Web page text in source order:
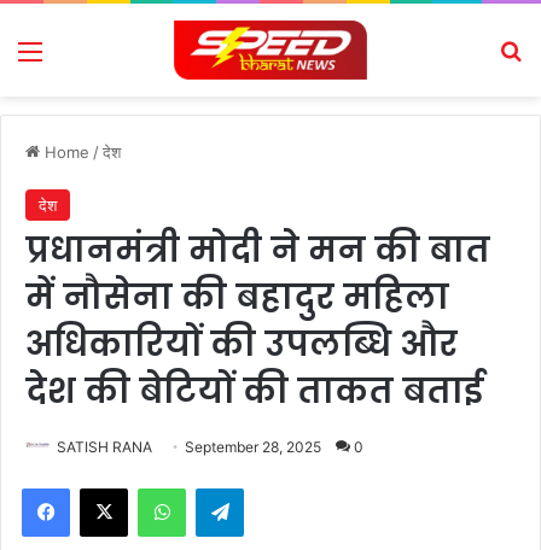
Menu
Home /देश
देश
प्रधानमंत्री मोदी ने मन की बात
में नौसेना की बहादुर महिला
अधिकारियों की उपलब्धि और
देश की बेटियों की ताकत बताई
SATISH RANA September 28, 2025 0
Facebook
X WhatsAppTelegram